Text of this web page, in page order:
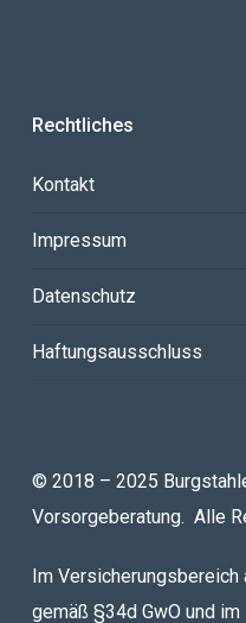
Rechtliches
Kontakt
Impressum
Datenschutz
Haftungsausschluss
© 2018 – 2025
Vorsorgeberatung. Alle
Im
gemäß §34d GwO und